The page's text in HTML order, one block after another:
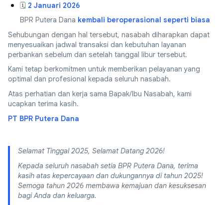
🗓 2 Januari 2026
BPR Putera Dana kembali beroperasional seperti biasa
Sehubungan dengan hal tersebut, nasabah diharapkan dapat
menyesuaikan jadwal transaksi dan kebutuhan layanan
perbankan sebelum dan setelah tanggal libur tersebut.
Kami tetap berkomitmen untuk memberikan pelayanan yang
optimal dan profesional kepada seluruh nasabah.
Atas perhatian dan kerja sama Bapak/Ibu Nasabah, kami
ucapkan terima kasih.
PT BPR Putera Dana
Selamat Tinggal 2025, Selamat Datang 2026!
Kepada seluruh nasabah setia BPR Putera Dana, terima
kasih atas kepercayaan dan dukungannya di tahun 2025!
Semoga tahun 2026 membawa kemajuan dan kesuksesan
bagi Anda dan keluarga.